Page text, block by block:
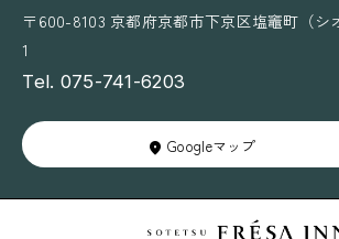
〒600-8103 京都府京都市下京区塩竈町（シ
1
Tel. 075-741-6203
Googleマップ